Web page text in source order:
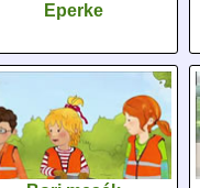
Eperke